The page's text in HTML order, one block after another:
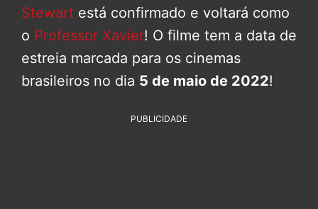
Stewart está confirmado e voltará como
o Professor Xavier! O filme tem a data de
estreia marcada para os cinemas
brasileiros no dia 5 de maio de 2022!
PUBLICIDADE